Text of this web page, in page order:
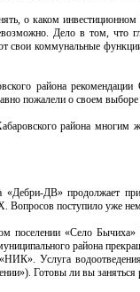
о каком
Дело в том, что
свои коммунальные
района
пожалели о своем
района
ДВ» продолжает
поступило уже
поселении «Село Бычиха»
района
Услуга водоотведения
Готовы ли вы